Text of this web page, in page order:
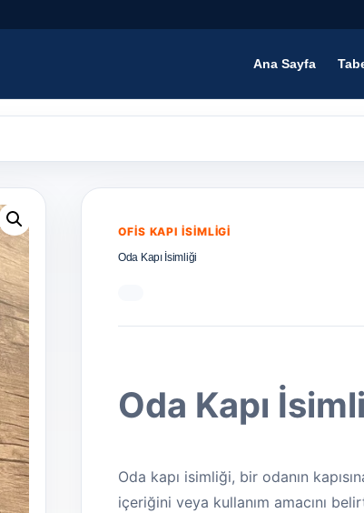
Ana Sayfa
OFIS KAPI İSIMLIGI
Oda Kapı İsimliği
Oda Kapı
Oda kapı isimliği, bir odanın
içeriğini veya kullanım amacını